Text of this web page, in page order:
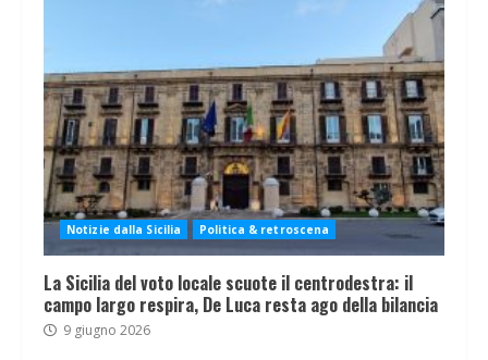
Notizie dalla Sicilia Politica & retroscena
La Sicilia del voto locale scuote il centrodestra: il
campo largo respira, De Luca resta ago della bilancia
9 giugno 2026